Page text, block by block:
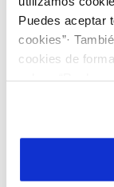
Puedes aceptar
cookies”·
cookies de
son
por tanto no se
más
depuradora o
portátiles
vídeo, para